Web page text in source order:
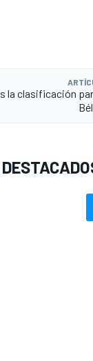
la clasificación